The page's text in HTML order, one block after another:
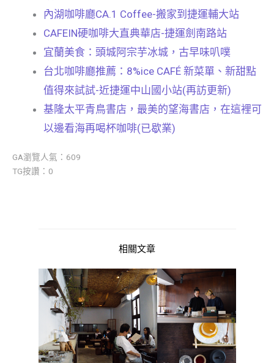
內湖咖啡廳CA.1 Coffee-搬家到捷運輔大站
CAFEIN硬咖啡大直典華店-捷運劍南路站
宜蘭美食：頭城阿宗芋冰城，古早味叭噗
台北咖啡廳推薦：8%ice CAFÉ 新菜單、新甜點
值得來試試-近捷運中山國小站(再訪更新)
基隆太平青鳥書店，最美的望海書店，在這裡可
以邊看海再喝杯咖啡(已歇業)
GA瀏覽人氣：609
TG按讚：0
相關文章